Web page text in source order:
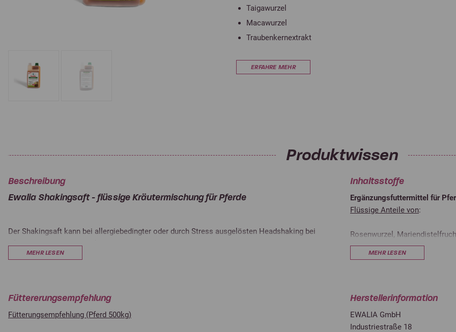
Taigawurzel
Macawurzel
Traubenkernextrakt
ERFAHRE MEHR
Produktwissen
Beschreibung
Ewalia Shakingsaft - flüssige Kräutermischung für Pferde
Der Shakingsaft kann bei allergiebedingter oder durch Stress ausgelösten Headshaking bei
Pferden unterstützend wirken.
MEHR LESEN
Füttererungsempfehlung
Fütterungsempfehlung (Pferd 500kg)
Inhaltsstoffe
Ergänzungsfuttermittel für
Flüssige Anteile von:
Rosenwurzel,
Analytische Bestandteile
Feuchtgehalt
Rohprotein
MEHR LESEN
Herstellerinformation
EWALIA GmbH
Industriestraße 18